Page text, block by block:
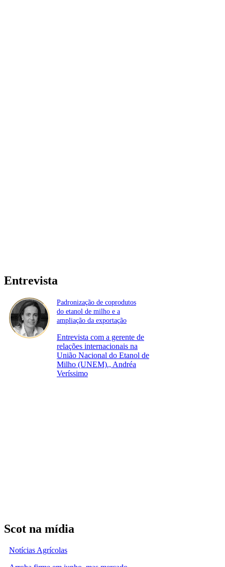
Entrevista
Padronização de coprodutos
do etanol de milho e a
ampliação da exportação
Entrevista com a gerente de
relações internacionais na
União Nacional do Etanol de
Milho (UNEM)., Andréa
Veríssimo
Scot na mídia
Notícias Agrícolas